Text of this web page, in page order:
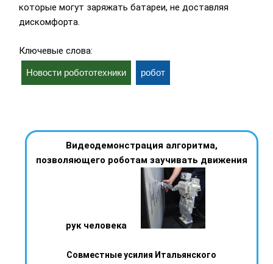
которые могут заряжать батареи, не доставляя
дискомфорта.
Ключевые слова:
Новости робототехники робот
Видеодемонстрация алгоритма,
позволяющего роботам заучивать движения
рук человека
Совместные усилия Итальянского